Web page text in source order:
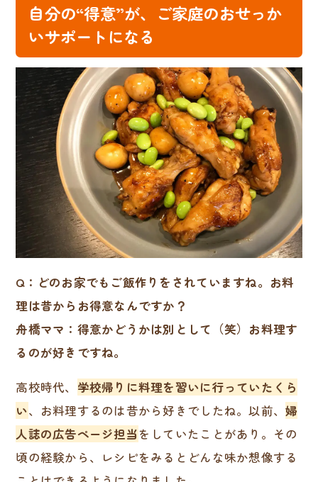
自分の“得意”が、ご家庭のおせっか
いサポートになる
Q：どのお家でもご飯作りをされていますね。お料
理は昔からお得意なんですか？
舟橋ママ：得意かどうかは別として（笑）お料理す
るのが好きですね。
高校時代、 学校帰りに料理を習いに行っていたくら
い、お料理するのは昔から好きでしたね。以前、婦
人誌の広告ページ担当をしていたことがあり。その
頃の経験から、レシピをみるとどんな味か想像する